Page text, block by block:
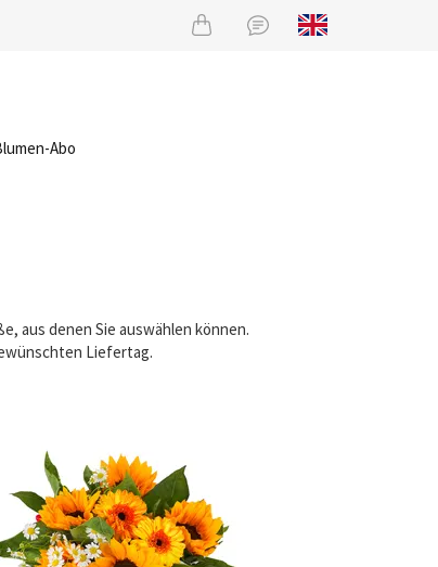
Abo
aus denen Sie auswählen können.
Liefertag.